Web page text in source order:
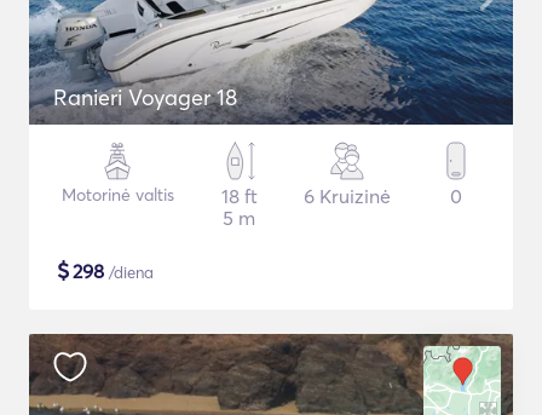
Ranieri Voyager 18
Motorinė valtis
18 ft
5 m
6 Kruizinė 0
$298 /diena